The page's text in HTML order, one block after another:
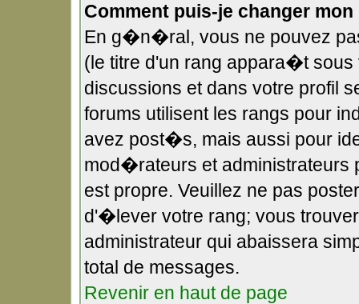
Comment puis-je changer mon
En g�n�ral, vous ne pouvez
(le titre d'un rang appara�t
discussions et dans votre profil
forums utilisent les rangs pour
avez post�s, mais aussi pour
mod�rateurs et administrateurs
est propre. Veuillez ne pas
d'�lever votre rang; vous
administrateur qui abaissera
total de messages.
Revenir en haut de page